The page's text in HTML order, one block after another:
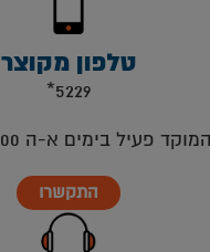
טלפון מקוצר
5229*
המוקד פעיל בימים א-ה 08:00-16:00
התקשרו